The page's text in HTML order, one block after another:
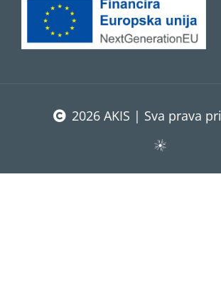
2026 AKIS | Sva prava